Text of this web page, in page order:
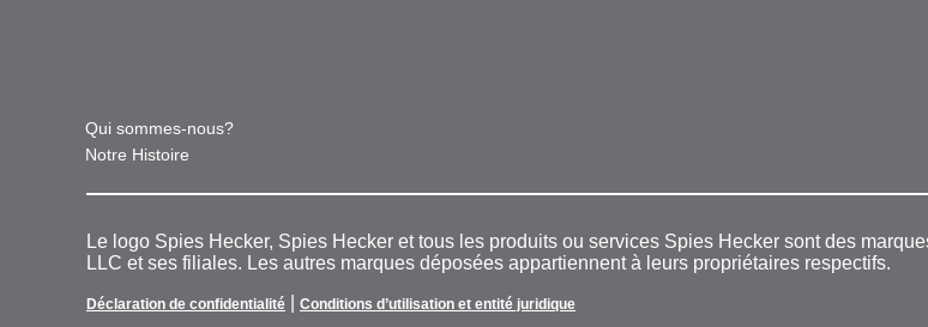
Qui sommes-nous?
Notre Histoire
Le logo Spies Hecker, Spies Hecker et tous les produits ou services Spies Hecker sont des
LLC et ses filiales. Les autres marques déposées appartiennent à leurs propriétaires respectifs.
Déclaration de confidentialité Conditions d’utilisation et entité juridique